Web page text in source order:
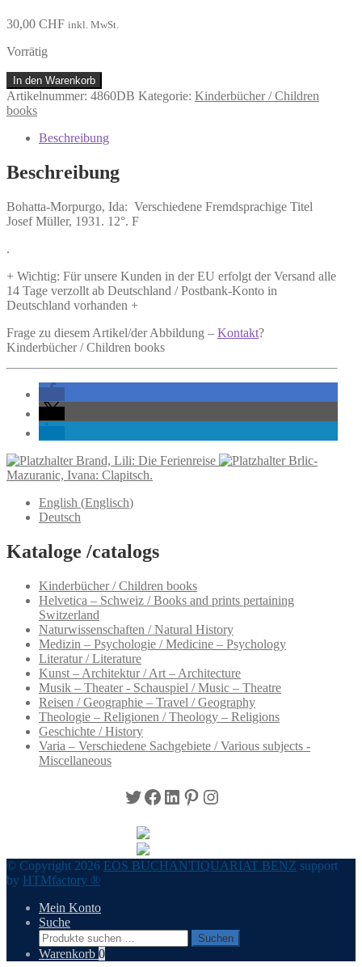
30,00 CHF inkl. MwSt.
Vorrätig
Bohatta-
Morpurgo,
Ida:
Fremdsprachige
Menge
In den Warenkorb
Artikelnummer: 4860DB Kategorie: Kinderbücher / Children
books
Beschreibung
Beschreibung
Bohatta-Morpurgo, Ida: Verschiedene Fremdsprachige Titel
Josef Müller, 1931. 12°. F
.
+ Wichtig: Für unsere Kunden in der EU erfolgt der Versand alle
14 Tage verzollt ab Deutschland / Postbank-Konto in
Deutschland vorhanden +
Frage zu diesem Artikel/der Abbildung – Kontakt?
Kinderbücher / Children books
Brand, Lili: Die Ferienreise
Brlic-
Mazuranic, Ivana: Clapitsch.
English (Englisch)
Deutsch
Kataloge /catalogs
Kinderbücher / Children books
Helvetica – Schweiz / Books and prints pertaining
Switzerland
Naturwissenschaften / Natural History
Medizin – Psychologie / Medicine – Psychology
Literatur / Literature
Kunst – Architektur / Art – Architecture
Musik – Theater - Schauspiel / Music – Theatre
Reisen / Geographie – Travel / Geography
Theologie – Religionen / Theology – Religions
Geschichte / History
Varia – Verschiedene Sachgebiete / Various subjects -
Miscellaneous
Twitter
Facebook
LinkedIn
Pinterest
Instagram
© Copyright 2026 EOS BUCHANTIQUARIAT BENZ support
by HTMfactory ®
Mein Konto
Suche
Suchen
nach:
Suchen
Warenkorb 0